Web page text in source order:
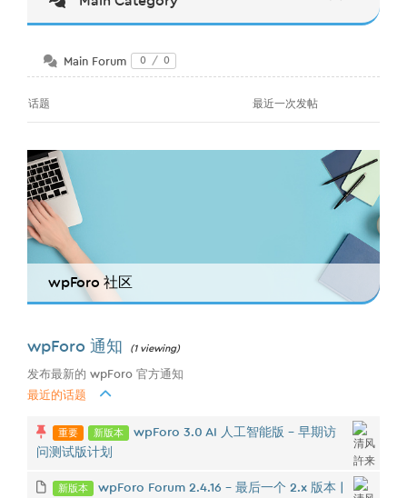
Main Forum 0 / 0
话题 最近一次发帖
wpForo 社区
wpForo 通知 (1 viewing)
发布最新的 wpForo 官方通知
最近的话题
重要 新版本
wpForo 3.0 AI 人工智能版 - 早期访
问测试版计划
新版本 wpForo Forum 2.4.16 – 最后一个 2.x 版本 |